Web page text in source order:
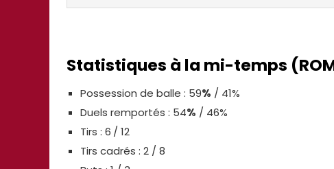
Statistiques à la mi-temps
Possession de balle : 59% / 41%
Duels remportés : 54% / 46%
Tirs : 6 / 12
Tirs cadrés : 2 / 8